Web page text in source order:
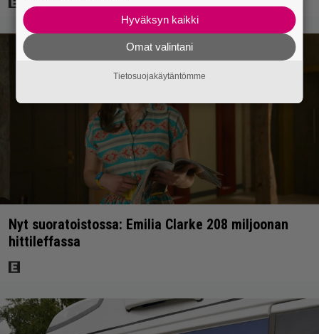
Nyt suoratoistossa: Emilia Clarke 208 miljoonan
hittileffassa
Hyväksyn kaikki
Omat valintani
Tietosuojakäytäntömme